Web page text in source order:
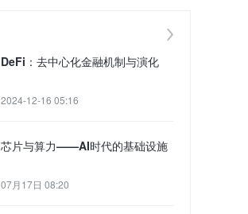
DeFi：去中心化金融机制与演化
2024-12-16 05:16
芯片与算力——AI时代的基础设施
07月17日 08:20